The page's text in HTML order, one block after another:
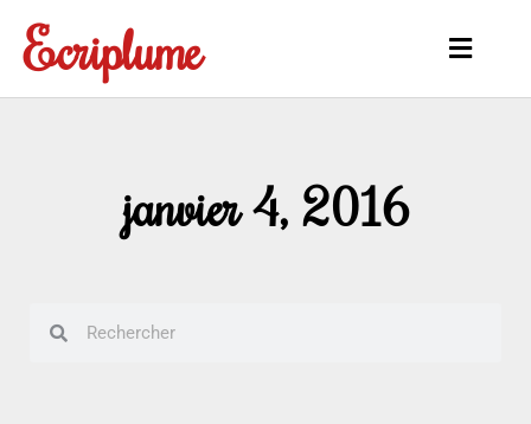
contenu
Ecriplume
Main
janvier 4, 2016